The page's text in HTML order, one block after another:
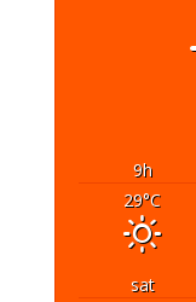
9h
29°C
sat